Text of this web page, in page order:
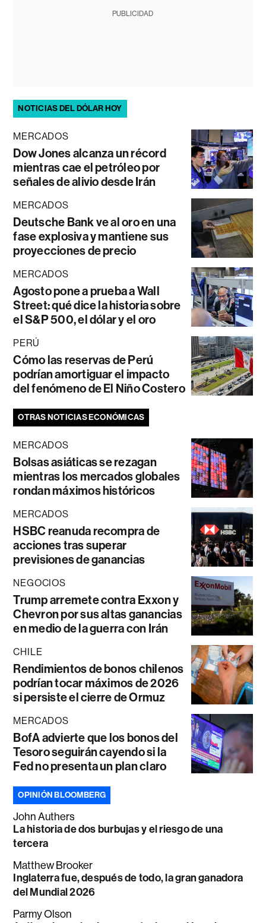
PUBLICIDAD
NOTICIAS DEL DÓLAR HOY
MERCADOS
Dow Jones alcanza un récord
mientras cae el petróleo por
señales de alivio desde Irán
MERCADOS
Deutsche Bank ve al oro en una
fase explosiva y mantiene sus
proyecciones de precio
MERCADOS
Agosto pone a prueba a Wall
Street: qué dice la historia sobre
el S&P 500, el dólar y el oro
PERÚ
Cómo las reservas de Perú
podrían amortiguar el impacto
del fenómeno de El Niño Costero
OTRAS NOTICIAS ECONÓMICAS
MERCADOS
Bolsas asiáticas se rezagan
mientras los mercados globales
rondan máximos históricos
MERCADOS
HSBC reanuda recompra de
acciones tras superar
previsiones de ganancias
NEGOCIOS
Trump arremete contra Exxon y
Chevron por sus altas ganancias
en medio de la guerra con Irán
CHILE
Rendimientos de bonos chilenos
podrían tocar máximos de 2026
si persiste el cierre de Ormuz
MERCADOS
BofA advierte que los bonos del
Tesoro seguirán cayendo si la
Fed no presenta un plan claro
OPINIÓN BLOOMBERG
John Authers
La historia de dos burbujas y el riesgo de una
tercera
Matthew Brooker
Inglaterra fue, después de todo, la gran ganadora
del Mundial 2026
Parmy Olson